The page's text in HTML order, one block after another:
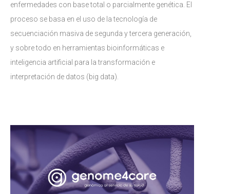
enfermedades con base total o parcialmente genética. El
proceso se basa en el uso de la tecnología de
secuenciación masiva de segunda y tercera generación,
y sobre todo en herramientas bioinformáticas e
inteligencia artificial para la transformación e
interpretación de datos (big data).